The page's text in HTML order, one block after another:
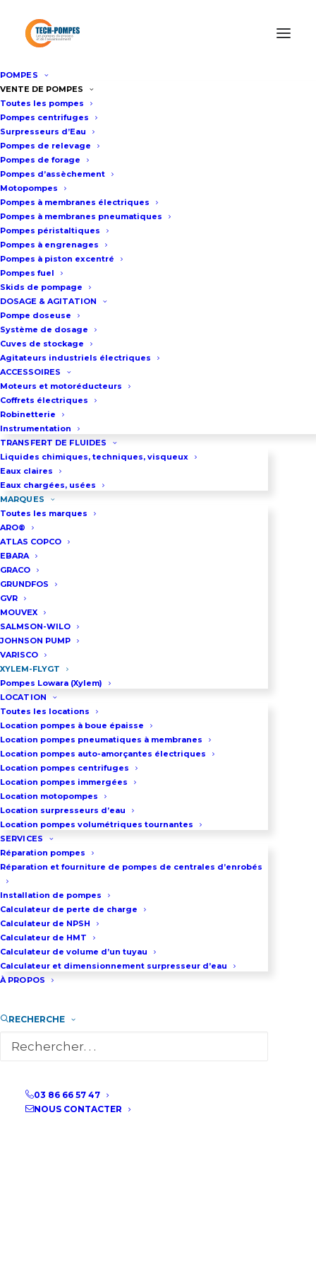
POMPES
VENTE DE POMPES
Toutes les pompes
Pompes centrifuges
Surpresseurs d’Eau
Pompes de relevage
Pompes de forage
Pompes d’assèchement
Motopompes
Pompes à membranes électriques
Pompes à membranes pneumatiques
Pompes péristaltiques
Pompes à engrenages
Pompes à piston excentré
Pompes fuel
Skids de pompage
DOSAGE & AGITATION
Pompe doseuse
Système de dosage
Cuves de stockage
Agitateurs industriels électriques
ACCESSOIRES
Moteurs et motoréducteurs
Coffrets électriques
Robinetterie
Instrumentation
TRANSFERT DE FLUIDES
Liquides chimiques, techniques, visqueux
Eaux claires
Eaux chargées, usées
MARQUES
Toutes les marques
ARO®
ATLAS COPCO
EBARA
GRACO
GRUNDFOS
GVR
MOUVEX
SALMSON-WILO
JOHNSON PUMP
VARISCO
XYLEM-FLYGT
Pompes Lowara (Xylem)
LOCATION
Toutes les locations
Location pompes à boue épaisse
Location pompes pneumatiques à membranes
Location pompes auto-amorçantes électriques
Location pompes centrifuges
Location pompes immergées
Location motopompes
Location surpresseurs d’eau
Location pompes volumétriques tournantes
SERVICES
Réparation pompes
Réparation et fourniture de pompes de centrales d’enrobés
Installation de pompes
Calculateur de perte de charge
Calculateur de NPSH
Calculateur de HMT
Calculateur de volume d’un tuyau
Calculateur et dimensionnement surpresseur d’eau
À PROPOS
RECHERCHE
03 86 66 57 47
NOUS CONTACTER
Accueil XYLEM-FLYGT
XYLEM-FLYGT
NOS POMPES XYLEM-FLYGT
POMPE DE RELEVAGE XYLEM-FLYGT
SÉRIE 3000
POMPE DE RELEVAGE XYLEM-FLYGT
Pression maxi : 2,5 bar